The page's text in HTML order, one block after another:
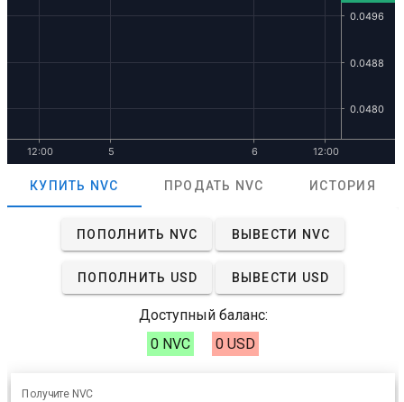
КУПИТЬ NVC ПРОДАТЬ NVC ИСТОРИЯ
ПОПОЛНИТЬ NVC ВЫВЕСТИ NVC
ПОПОЛНИТЬ USD ВЫВЕСТИ USD
Доступный баланс:
0 NVC
0 USD
Получите NVC